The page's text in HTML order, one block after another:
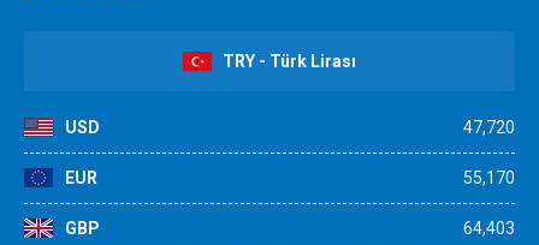
TRY - Türk Lirası
USD 47,720
EUR 55,170
GBP 64,403